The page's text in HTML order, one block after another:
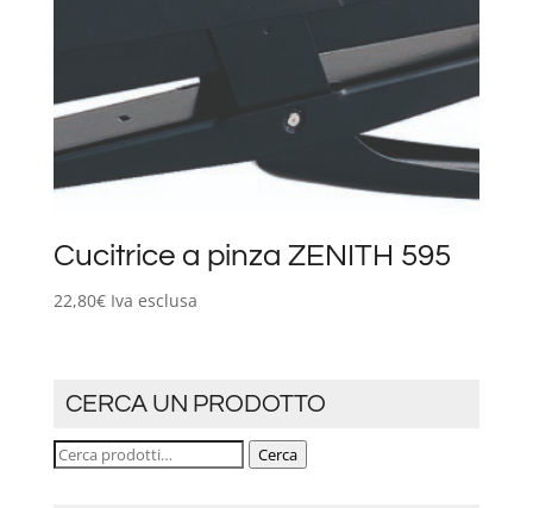
Cucitrice a pinza ZENITH 595
22,80€ Iva esclusa
CERCA UN PRODOTTO
Cerca: Cerca